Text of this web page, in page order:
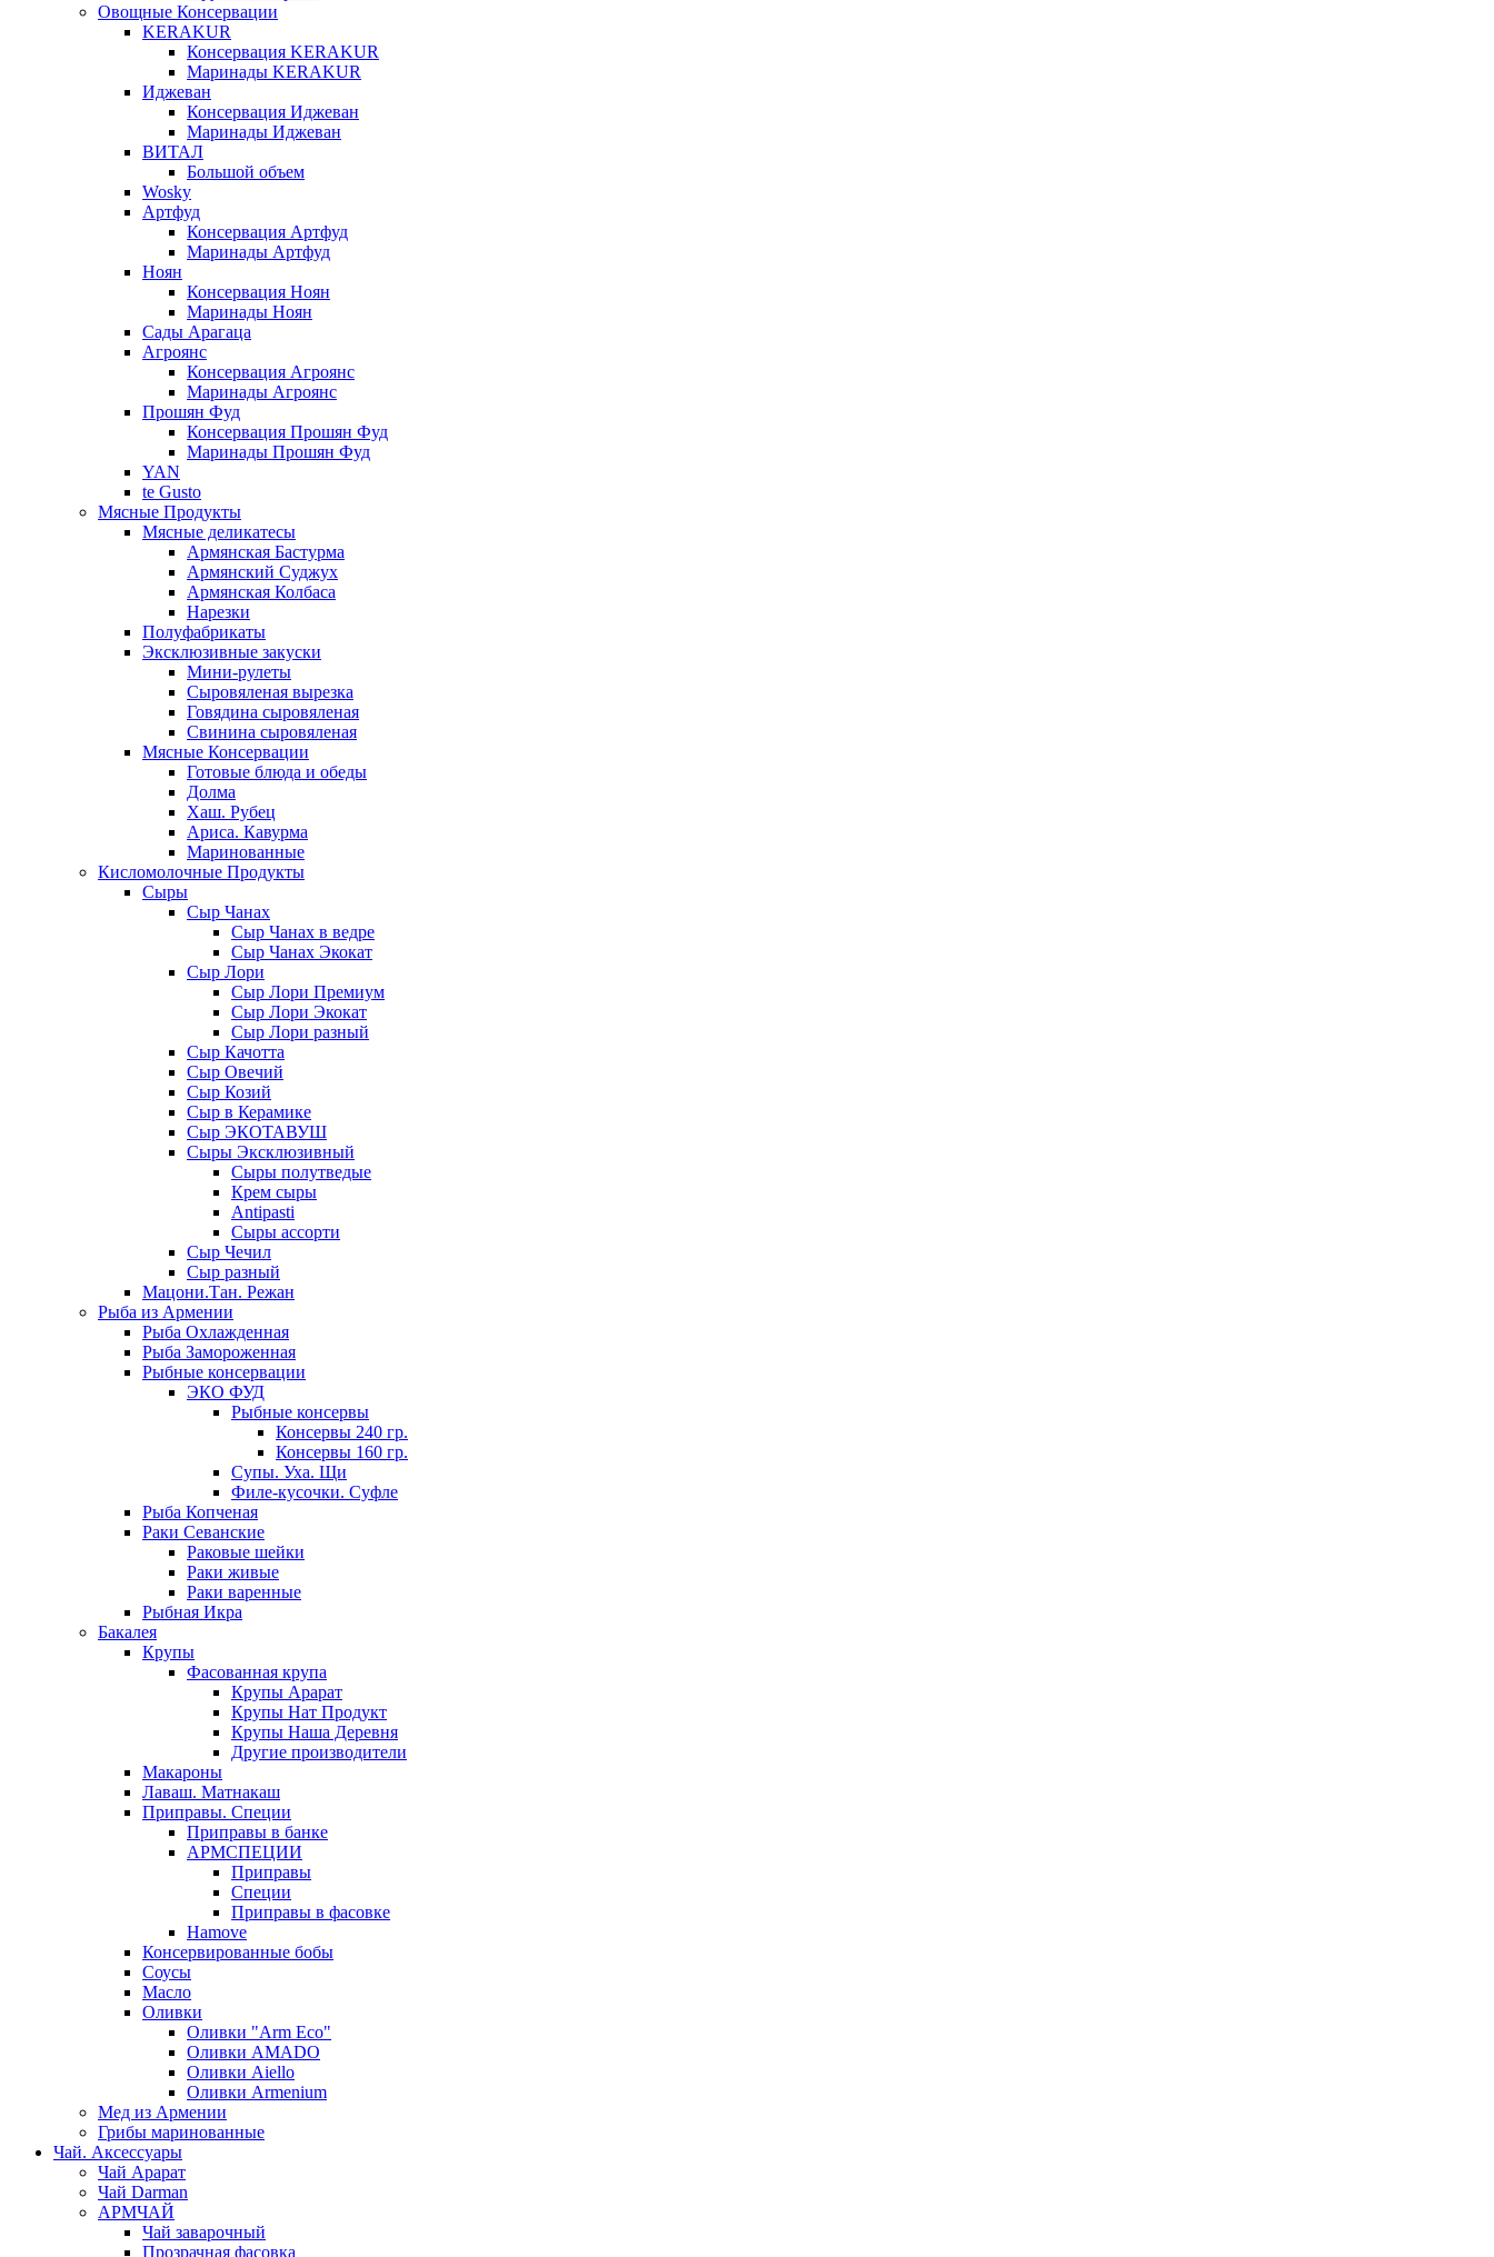
Овощные Консервации
KERAKUR
Консервация KERAKUR
Маринады KERAKUR
Иджеван
Консервация Иджеван
Маринады Иджеван
ВИТАЛ
Большой объем
Wosky
Артфуд
Консервация Артфуд
Маринады Артфуд
Ноян
Консервация Ноян
Маринады Ноян
Сады Арагаца
Агроянс
Консервация Агроянс
Маринады Агроянс
Прошян Фуд
Консервация Прошян Фуд
Маринады Прошян Фуд
YAN
te Gusto
Мясные Продукты
Мясные деликатесы
Армянская Бастурма
Армянский Суджух
Армянская Колбаса
Нарезки
Полуфабрикаты
Эксклюзивные закуски
Мини-рулеты
Сыровяленая вырезка
Говядина сыровяленая
Свинина сыровяленая
Мясные Консервации
Готовые блюда и обеды
Долма
Хаш. Рубец
Ариса. Кавурма
Маринованные
Кисломолочные Продукты
Сыры
Сыр Чанах
Сыр Чанах в ведре
Сыр Чанах Экокат
Сыр Лори
Сыр Лори Премиум
Сыр Лори Экокат
Сыр Лори разный
Сыр Качотта
Сыр Овечий
Сыр Козий
Сыр в Керамике
Сыр ЭКОТАВУШ
Сыры Эксклюзивный
Сыры полутведые
Крем сыры
Antipasti
Сыры ассорти
Сыр Чечил
Сыр разный
Мацони.Тан. Режан
Рыба из Армении
Рыба Охлажденная
Рыба Замороженная
Рыбные консервации
ЭКО ФУД
Рыбные консервы
Консервы 240 гр.
Консервы 160 гр.
Супы. Уха. Щи
Филе-кусочки. Суфле
Рыба Копченая
Раки Севанские
Раковые шейки
Раки живые
Раки варенные
Рыбная Икра
Бакалея
Крупы
Фасованная крупа
Крупы Арарат
Крупы Нат Продукт
Крупы Наша Деревня
Другие производители
Макароны
Лаваш. Матнакаш
Приправы. Специи
Приправы в банке
АРМСПЕЦИИ
Приправы
Специи
Приправы в фасовке
Hamove
Консервированные бобы
Соусы
Масло
Оливки
Оливки "Arm Eco"
Оливки AMADO
Оливки Aiello
Оливки Armenium
Мед из Армении
Грибы маринованные
Чай. Аксессуары
Чай Арарат
Чай Darman
АРМЧАЙ
Чай заварочный
Прозрачная фасовка